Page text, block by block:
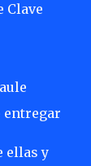
Clave
entregar
ellas y